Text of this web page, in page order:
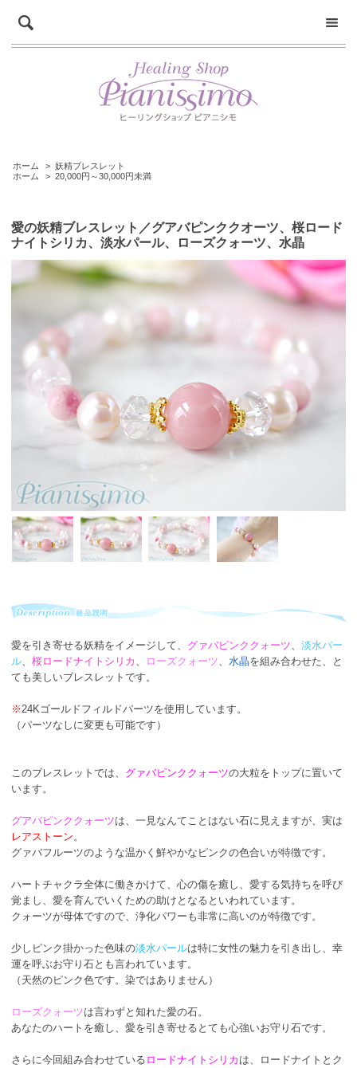
ホーム > 妖精ブレスレット
ホーム
> 20,000円～30,000円未満
愛の妖精ブレスレット／グアバピンククオーツ、桜ロード
ナイトシリカ、淡水パール、ローズクォーツ、水晶
愛を引き寄せる妖精をイメージして、 グァバピンククォーツ
淡水パー
ル
桜ロードナイトシリカ ローズクォーツ 水晶を組み合わせた、と
ても美しいブレスレットです。
※ 24Kゴールドフィルドパーツを使用しています。
（パーツなしに変更も可能です）
このブレスレットでは、 グァバピンククォーツの大粒をトップに置いて
います。
グアバピンククォーツは、一見なんてことはない石に見えますが、実は
レアストーン 。
グァバフルーツのような温かく鮮やかなピンクの色合いが特徴です。
ハートチャクラ全体に働きかけて、心の傷を癒し、愛する気持ちを呼び
覚まし、愛を育んでいくための助けとなるといわれています。
クォーツが母体ですので、浄化パワーも非常に高いのが特徴です。
少しピンク掛かった色味の淡水パールは特に女性の魅力を引き出し、幸
運を呼ぶお守り石とも言われています。
（天然のピンク色です。染ではありません）
ローズクォーツは言わずと知れた愛の石。
あなたのハートを癒し、愛を引き寄せるとても心強いお守り石です。
さらに今回組み合わせている ロードナイトシリカ は、ロードナイトとク